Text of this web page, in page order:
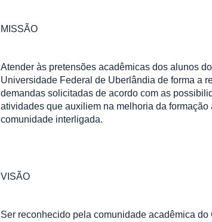
MISSÃO
Atender às pretensões acadêmicas dos alunos
Universidade Federal de Uberlândia de forma a
demandas solicitadas de acordo com as
atividades que auxiliem na melhoria da
comunidade interligada.
VISÃO
Ser reconhecido pela comunidade acadêmica